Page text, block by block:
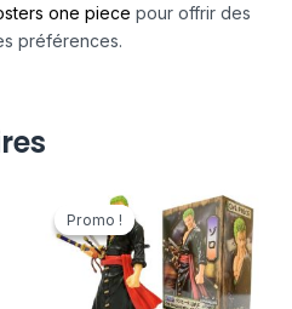
one piece pour offrir des
préférences.
Promo !
Promo !
prix
initial
était :
59,90€.
prix
actuel
est :
49,00€.